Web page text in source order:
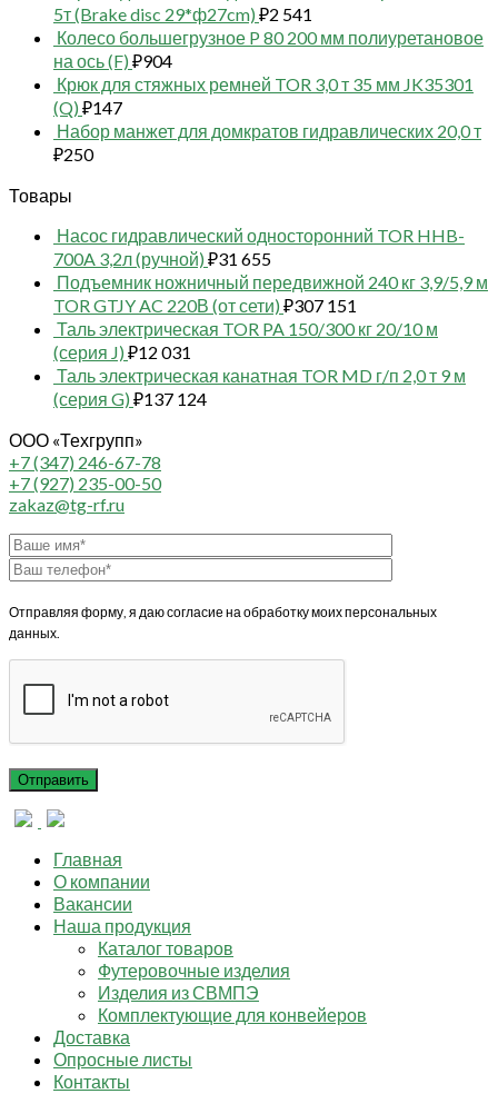
5т (Brake disc 29*ф27cm) ₽2 541
Колесо большегрузное P 80 200 мм полиуретановое
на ось (F) ₽904
Крюк для стяжных ремней TOR 3,0 т 35 мм JK35301
(Q) ₽147
Набор манжет для домкратов гидравлических 20,0 т
₽250
Товары
Насос гидравлический односторонний TOR HHB-
700A 3,2л (ручной) ₽31 655
Подъемник ножничный передвижной 240 кг 3,9/5,9 м
TOR GTJY AC 220В (от сети) ₽307 151
Таль электрическая TOR PA 150/300 кг 20/10 м
(серия J) ₽12 031
Таль электрическая канатная TOR MD г/п 2,0 т 9 м
(серия G) ₽137 124
ООО «Техгрупп»
+7 (347) 246-67-78
+7 (927) 235-00-50
zakaz@tg-rf.ru
Отправляя форму, я даю согласие на обработку моих персональных
данных.
Главная
О компании
Вакансии
Наша продукция
Каталог товаров
Футеровочные изделия
Изделия из СВМПЭ
Комплектующие для конвейеров
Доставка
Опросные листы
Контакты